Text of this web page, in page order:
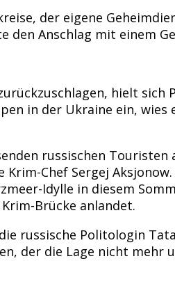
der eigene
den Anschlag mit einem
hielt sich
in der Ukraine ein, wies
russischen
Chef Sergej
Idylle in diesem
Brücke anlandet.
russische Politologin
der die Lage nicht mehr